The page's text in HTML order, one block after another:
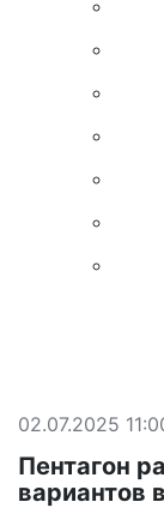
02.07.2025
Пентагон
вариантов